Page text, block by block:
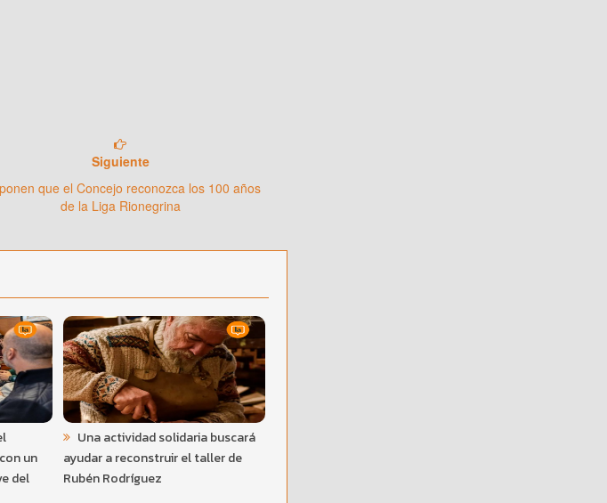
Siguiente
que el Concejo reconozca los 100 años
de la Liga Rionegrina
un
del
Una actividad solidaria buscará
ayudar a reconstruir el taller de
Rubén Rodríguez